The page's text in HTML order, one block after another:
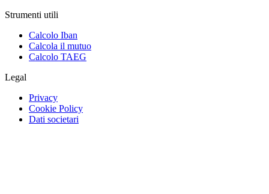
Strumenti utili
Calcolo Iban
Calcola il mutuo
Calcolo TAEG
Legal
Privacy
Cookie Policy
Dati societari